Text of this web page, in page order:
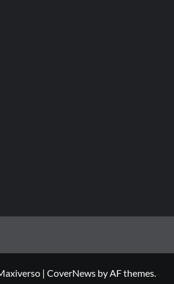
| CoverNews by AF themes.